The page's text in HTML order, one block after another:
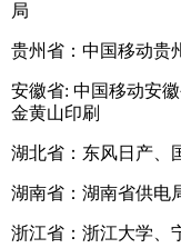
局
贵州省：中国移动贵
安徽省: 中国移动安
金黄山印刷
湖北省：东风日产、
湖南省：湖南省供电
浙江省：浙江大学、